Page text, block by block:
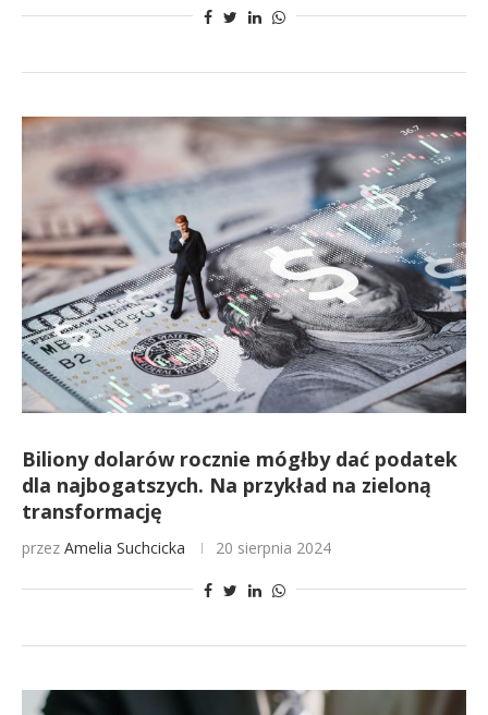
Biliony dolarów rocznie mógłby dać podatek
dla najbogatszych. Na przykład na zieloną
transformację
przez Amelia Suchcicka 20 sierpnia 2024